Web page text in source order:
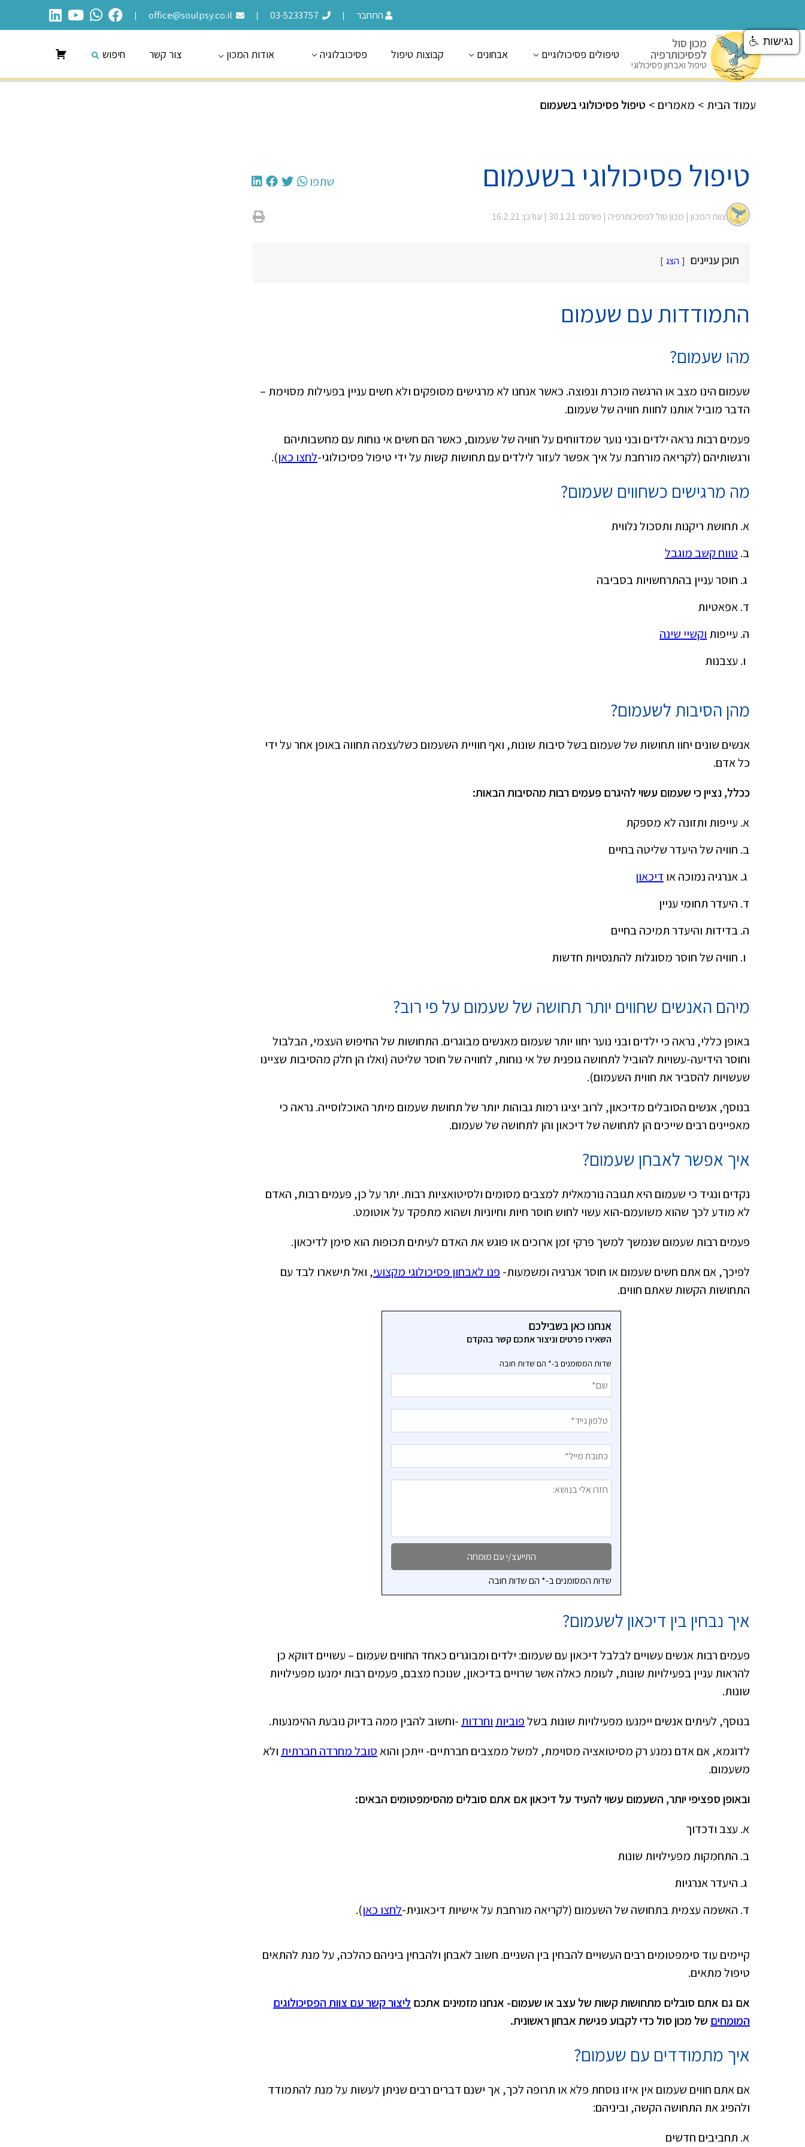
| office@soulpsy.co.il | 03-5233757 | התחבר
מכון סול
לפסיכותרפיה
טיפול ואבחון פסיכולוגי
טיפולים פסיכולוגיים אבחונים קבוצות טיפול פסיכובלוגיה אודות המכון צור קשר חיפוש
טיפול פסיכולוגי בשעמום > מאמרים > עמוד הבית
טיפול פסיכולוגי בשעמום שתפו
צוות המכון | מכון סול לפסיכותרפיה | פורסם: 30.1.21 | עודכן: 16.2.21
תוכן עניינים הצג
התמודדות עם שעמום
מהו שעמום?
שעמום הינו מצב או הרגשה מוכרת ונפוצה. כאשר אנחנו לא מרגישים מסופקים ולא חשים עניין בפעילות מסוימת –
הדבר מוביל אותנו לחוות חוויה של שעמום.
פעמים רבות נראה ילדים ובני נוער שמדווחים על חוויה של שעמום, כאשר הם חשים אי נוחות עם מחשבותיהם
ורגשותיהם (לקריאה מורחבת על איך אפשר לעזור לילדים עם תחושות קשות על ידי טיפול פסיכולוגי-לחצו כאן).
מה מרגישים כשחווים שעמום?
תחושת ריקנות ותסכול נלווית
טווח קשב מוגבל
חוסר עניין בהתרחשויות בסביבה
אפאטיות
עייפות וקשיי שינה
עצבנות
מהן הסיבות לשעמום?
אנשים שונים יחוו תחושות של שעמום בשל סיבות שונות, ואף חוויית השעמום כשלעצמה תחווה באופן אחר על ידי
כל אדם.
ככלל, נציין כי שעמום עשוי להיגרם פעמים רבות מהסיבות הבאות:
עייפות ותזונה לא מספקת
חוויה של היעדר שליטה בחיים
אנרגיה נמוכה או דיכאון
היעדר תחומי עניין
בדידות והיעדר תמיכה בחיים
חוויה של חוסר מסוגלות להתנסויות חדשות
מיהם האנשים שחווים יותר תחושה של שעמום על פי רוב?
באופן כללי, נראה כי ילדים ובני נוער יחוו יותר שעמום מאנשים מבוגרים. התחושות של החיפוש העצמי, הבלבול
וחוסר הידיעה-עשויות להוביל לתחושה גופנית של אי נוחות, לחוויה של חוסר שליטה (ואלו הן חלק מהסיבות שציינו
שעשויות להסביר את חווית השעמום).
בנוסף, אנשים הסובלים מדיכאון, לרוב יציגו רמות גבוהות יותר של תחושת שעמום מיתר האוכלוסייה. נראה כי
מאפיינים רבים שייכים הן לתחושה של דיכאון והן לתחושה של שעמום.
איך אפשר לאבחן שעמום?
נקדים ונגיד כי שעמום היא תגובה נורמאלית למצבים מסומים ולסיטואציות רבות. יתר על כן, פעמים רבות, האדם
לא מודע לכך שהוא משועמם-הוא עשוי לחוש חוסר חיות וחיוניות ושהוא מתפקד על אוטומט.
פעמים רבות שעמום שנמשך למשך פרקי זמן ארוכים או פוגש את האדם לעיתים תכופות הוא סימן לדיכאון.
לפיכך, אם אתם חשים שעמום או חוסר אנרגיה ומשמעות- פנו לאבחון פסיכולוגי מקצועי, ואל תישארו לבד עם
התחושות הקשות שאתם חווים.
אנחנו כאן בשבילכם
השאירו פרטים וניצור אתכם קשר בהקדם
שדות המסומנים ב-* הם שדות חובה
שדות המסומנים ב-* הם שדות חובה
איך נבחין בין דיכאון לשעמום?
פעמים רבות אנשים עשויים לבלבל דיכאון עם שעמום: ילדים ומבוגרים כאחד החווים שעמום – עשויים דווקא כן
להראות עניין בפעילויות שונות, לעומת כאלה אשר שרויים בדיכאון, שנוכח מצבם, פעמים רבות ימנעו מפעילויות
שונות.
בנוסף, לעיתים אנשים יימנעו מפעילויות שונות בשלפוביות וחרדות -וחשוב להבין ממה בדיוק נובעת ההימנעות.
לדוגמא, אם אדם נמנע רק מסיטואציה מסוימת, למשל ממצבים חברתיים- ייתכן והואסובל מחרדה חברתית ולא
משעמום.
ובאופן ספציפי יותר, השעמום עשוי להעיד על דיכאון אם אתם סובלים מהסימפטומים הבאים:
עצב ודכדוך
התחמקות מפעילויות שונות
היעדר אנרגיות
האשמה עצמית בתחושה של השעמום (לקריאה מורחבת על אישיות דיכאונית-לחצו כאן).
קיימים עוד סימפטומים רבים העשויים להבחין בין השניים. חשוב לאבחן ולהבחין ביניהם כהלכה, על מנת להתאים
טיפול מתאים.
אם גם אתם סובלים מתחושות קשות של עצב או שעמום- אנחנו מזמינים אתכם ליצור קשר עם צוות הפסיכולוגים
המומחים של מכון סול כדי לקבוע פגישת אבחון ראשונית.
איך מתמודדים עם שעמום?
אם אתם חווים שעמום אין איזו נוסחת פלא או תרופה לכך, אך ישנם דברים רבים שניתן לעשות על מנת להתמודד
ולהפיג את התחושה הקשה, וביניהם:
תחביבים חדשים
נגישות